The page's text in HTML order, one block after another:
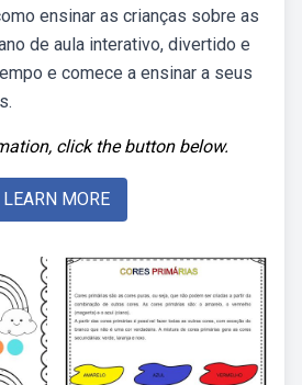
ensinar as crianças sobre as
de aula interativo, divertido e
e comece a ensinar a seus
click the button below.
LEARN MORE